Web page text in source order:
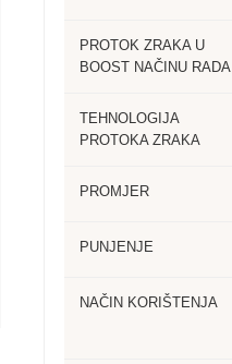
PROTOK ZRAKA U
BOOST NAČINU RADA
TEHNOLOGIJA
PROTOKA ZRAKA
PROMJER
PUNJENJE
NAČIN KORIŠTENJA